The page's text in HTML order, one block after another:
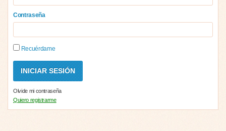
Contraseña
Recuérdame
Olvide mi contraseña
Quiero registrarme